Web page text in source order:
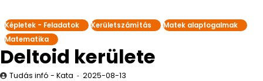
Képletek - Feladatok Kerületszámítás
Matek alapfogalmak
Matematika
Deltoid kerülete
Tudás infó - Kata 2025-08-13